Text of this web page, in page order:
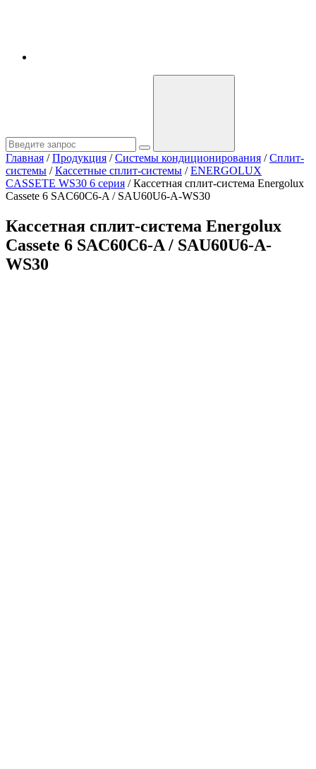
Главная / Продукция / Системы кондиционирования / Сплит-
системы / Кассетные сплит-системы / ENERGOLUX
CASSETE WS30 6 серия /Кассетная сплит-система Energolux
Cassete 6 SAC60C6-A / SAU60U6-A-WS30
Кассетная сплит-система Energolux
Cassete 6 SAC60C6-A / SAU60U6-A-
WS30